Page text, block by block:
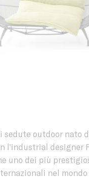
sedute outdoor nato
l’industrial designer
uno dei più
nel mondo